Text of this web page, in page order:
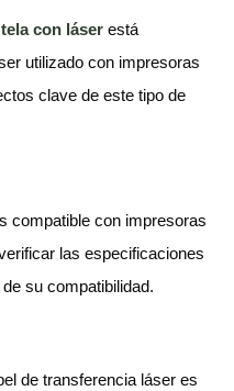
con láser está
utilizado con impresoras
clave de este tipo de
compatible con impresoras
las especificaciones
su compatibilidad.
de transferencia láser es